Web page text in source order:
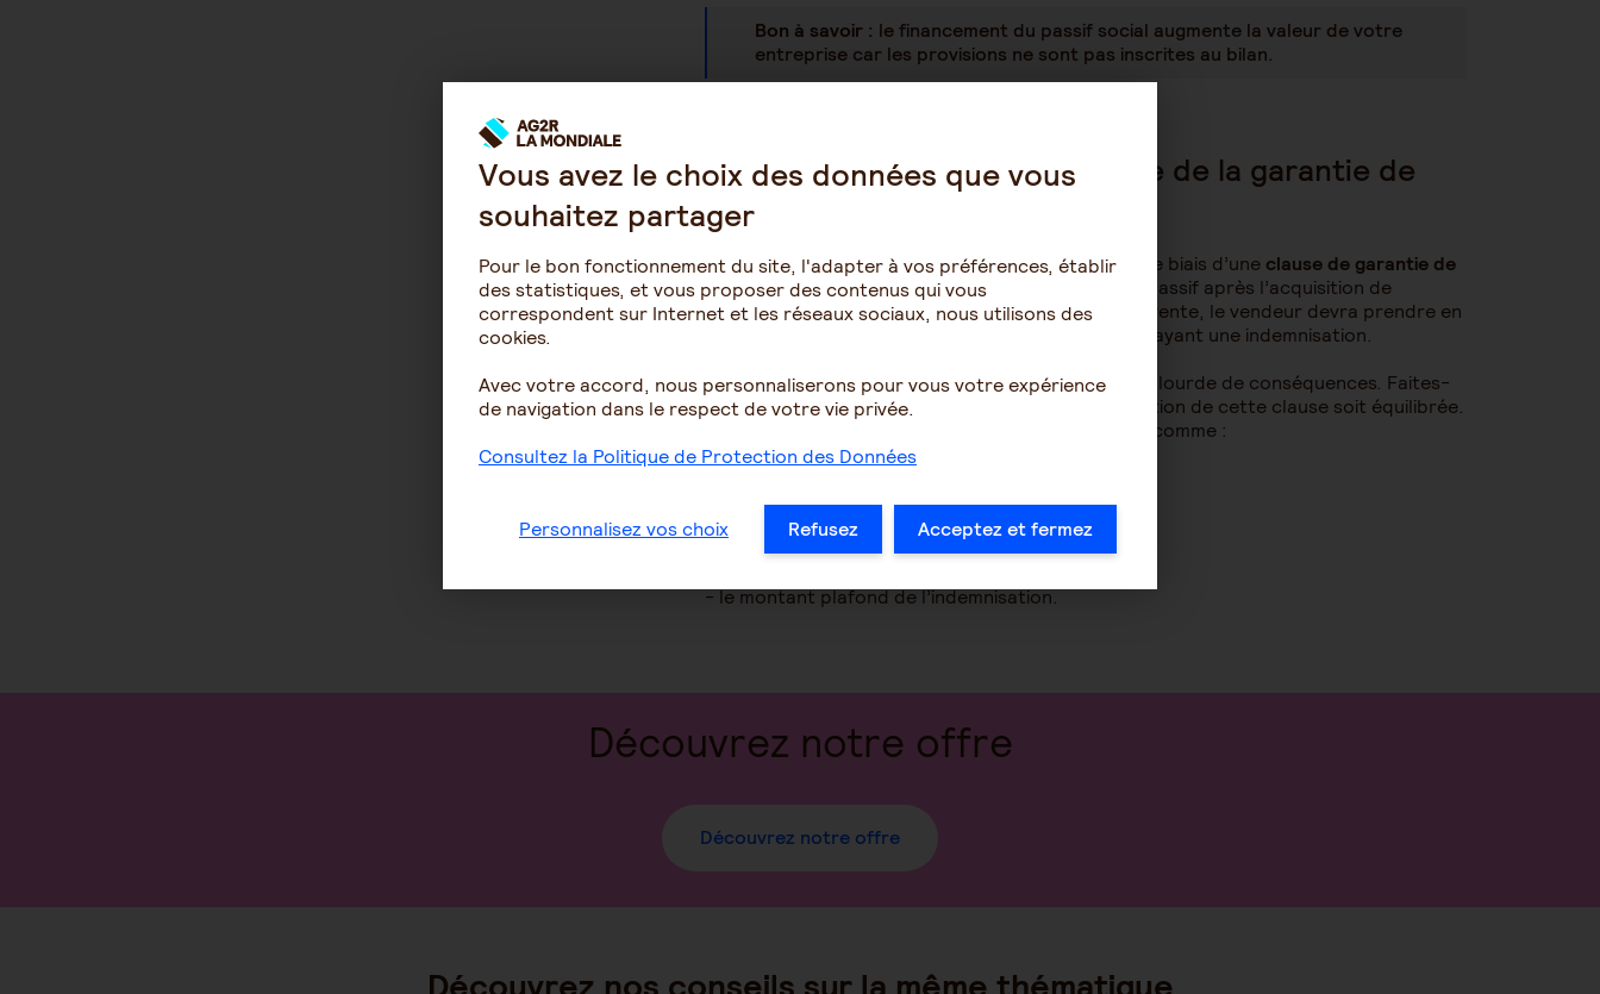
Bon à savoir : le financement du passif social augmente la valeur de votre
entreprise car les provisions ne sont pas inscrites au bilan.
Bien préparer la cession à l’aide de la garantie de
passif
Le futur dirigeant peut choisir de seprotégerpar le biais d’une clause de garantie de
passif signée avec le cédant.En cas de hausse du passif après l’acquisition de
l’entreprise, mais dont l’origine est antérieure à la vente, le vendeur devra prendre en
charge le passif, dans sa totalité ou en partie, en payant une indemnisation.
Pour le vendeur,cette garantie de passifpeut être lourde de conséquences. Faites-
vous accompagner et conseiller pour que la rédaction de cette clause soit équilibrée.
Veillez notamment à quelques éléments essentiels comme :
- la date de départ de la garantie,
- le champ d’application,
- le mode de calcul de l’indemnisation,
- le montant plafond de l’indemnisation.
Découvrez notre offre
Découvrez notre offre
Vous avez le choix des données que vous
souhaitez partager
Pour le bon fonctionnement du site, l'adapter à vos préférences, établir
des statistiques, et vous proposer des contenus qui vous
correspondent sur Internet et les réseaux sociaux, nous utilisons des
cookies.
Avec votre accord, nous personnaliserons pour vous votre expérience
de navigation dans le respect de votre vie privée.
Consultez la Politique de Protection des Données
Personnalisez vos choix Refusez Acceptez et fermez